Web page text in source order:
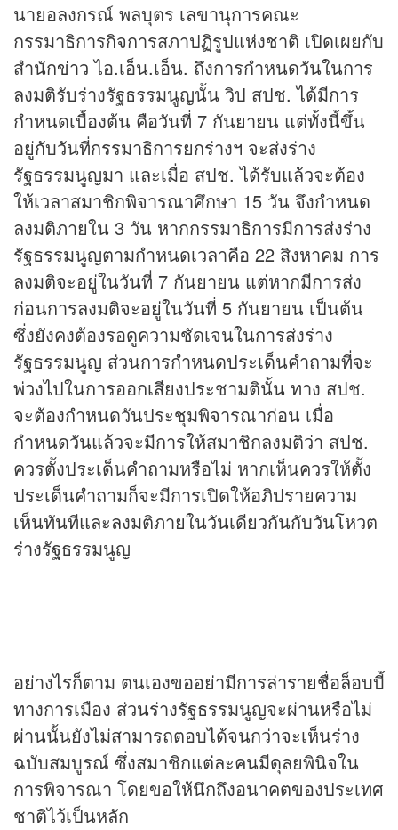
นายอลงกรณ์ พลบุตร เลขานุการคณะ
กรรมาธิการกิจการสภาปฏิรูปแห่งชาติ เปิดเผยกับ
สำนักข่าวไอ.เอ็น.เอ็น. ถึงการกำหนดวันในการ
ลงมติรับร่างรัฐธรรมนูญนั้น วิป สปช. ได้มีการ
กำหนดเบื้องต้น คือวันที่ 7 กันยายน แต่ทั้งนี้ขึ้น
อยู่กับวันที่กรรมาธิการยกร่างฯ จะส่งร่าง
รัฐธรรมนูญมา และเมื่อ สปช. ได้รับแล้วจะต้อง
ให้เวลาสมาชิกพิจารณาศึกษา 15 วัน จึงกำหนด
ลงมติภายใน 3 วัน หากกรรมาธิการมีการส่งร่าง
รัฐธรรมนูญตามกำหนดเวลาคือ 22 สิงหาคม การ
ลงมติจะอยู่ในวันที่ 7 กันยายน แต่หากมีการส่ง
ก่อนการลงมติจะอยู่ในวันที่ 5 กันยายน เป็นต้น
ซึ่งยังคงต้องรอดูความชัดเจนในการส่งร่าง
รัฐธรรมนูญ ส่วนการกำหนดประเด็นคำถามที่จะ
พ่วงไปในการออกเสียงประชามตินั้น ทาง สปช.
จะต้องกำหนดวันประชุมพิจารณาก่อน เมื่อ
กำหนดวันแล้วจะมีการให้สมาชิกลงมติว่า สปช.
ควรตั้งประเด็นคำถามหรือไม่ หากเห็นควรให้ตั้ง
ประเด็นคำถามก็จะมีการเปิดให้อภิปรายความ
เห็นทันทีและลงมติภายในวันเดียวกันกับวันโหวต
ร่างรัฐธรรมนูญ
อย่างไรก็ตาม ตนเองขออย่ามีการล่ารายชื่อล็อบบี้
ทางการเมือง ส่วนร่างรัฐธรรมนูญจะผ่านหรือไม่
ผ่านนั้นยังไม่สามารถตอบได้จนกว่าจะเห็นร่าง
ฉบับสมบูรณ์ ซึ่งสมาชิกแต่ละคนมีดุลยพินิจใน
การพิจารณา โดยขอให้นึกถึงอนาคตของประเทศ
ชาติไว้เป็นหลัก